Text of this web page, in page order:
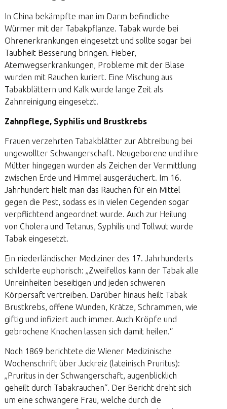
In China bekämpfte man im Darm befindliche
Würmer mit der Tabakpflanze. Tabak wurde bei
Ohrenerkrankungen eingesetzt und sollte sogar bei
Taubheit Besserung bringen. Fieber,
Atemwegserkrankungen, Probleme mit der Blase
wurden mit Rauchen kuriert. Eine Mischung aus
Tabakblättern und Kalk wurde lange Zeit als
Zahnreinigung eingesetzt.
Zahnpflege, Syphilis und Brustkrebs
Frauen verzehrten Tabakblätter zur Abtreibung bei
ungewollter Schwangerschaft. Neugeborene und ihre
Mütter hingegen wurden als Zeichen der Vermittlung
zwischen Erde und Himmel ausgeräuchert. Im 16.
Jahrhundert hielt man das Rauchen für ein Mittel
gegen die Pest, sodass es in vielen Gegenden sogar
verpflichtend angeordnet wurde. Auch zur Heilung
von Cholera und Tetanus, Syphilis und Tollwut wurde
Tabak eingesetzt.
Ein niederländischer Mediziner des 17. Jahrhunderts
schilderte euphorisch: „Zweifellos kann der Tabak alle
Unreinheiten beseitigen und jeden schweren
Körpersaft vertreiben. Darüber hinaus heilt Tabak
Brustkrebs, offene Wunden, Krätze, Schrammen, wie
giftig und infiziert auch immer. Auch Kröpfe und
gebrochene Knochen lassen sich damit heilen.“
Noch 1869 berichtete die Wiener Medizinische
Wochenschrift über Juckreiz (lateinisch Pruritus):
„Pruritus in der Schwangerschaft, augenblicklich
geheilt durch Tabakrauchen“. Der Bericht dreht sich
um eine schwangere Frau, welche durch die